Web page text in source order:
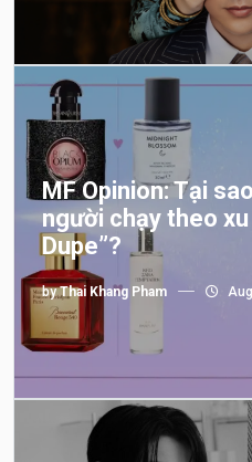
MF Opinion: Tại
người chạy theo
Dupe”?
byThai Khang Pham